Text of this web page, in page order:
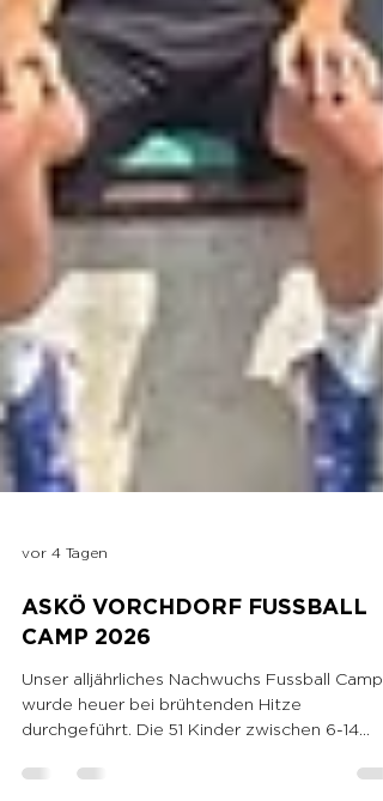
vor 4 Tagen
CAMP 2026
Unser alljährliches Nachwuchs Fussball Camp
durchgeführt. Die 51 Kinder zwischen 6-14